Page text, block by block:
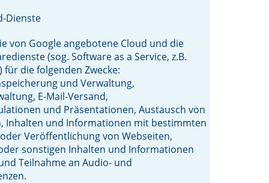
Dienste
von Google angebotene Cloud und die
(sog. Software as a Service, z.B.
für die folgenden Zwecke:
und Verwaltung,
E-Mail-Versand,
und Präsentationen, Austausch von
Inhalten und Informationen mit bestimmten
Veröffentlichung von Webseiten,
sonstigen Inhalten und Informationen
Teilnahme an Audio- und